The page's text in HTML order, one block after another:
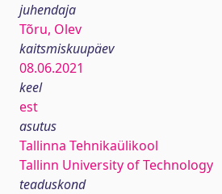
juhendaja
Tõru, Olev
kaitsmiskuupäev
08.06.2021
keel
est
asutus
Tallinna Tehnikaülikool
Tallinn University of Technology
teaduskond